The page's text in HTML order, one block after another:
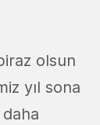
olsun
yıl sona